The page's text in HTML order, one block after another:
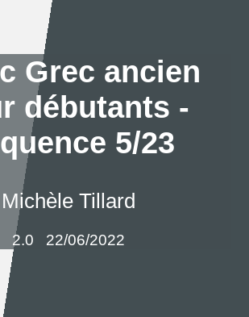
Grec ancien
débutants -
5/23
Michèle Tillard
2.0 22/06/2022